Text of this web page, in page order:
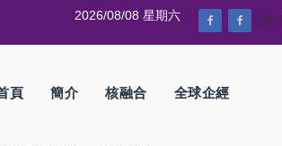
--%>
2026/08/08 星期六
頁 簡介 核融合 全球企經